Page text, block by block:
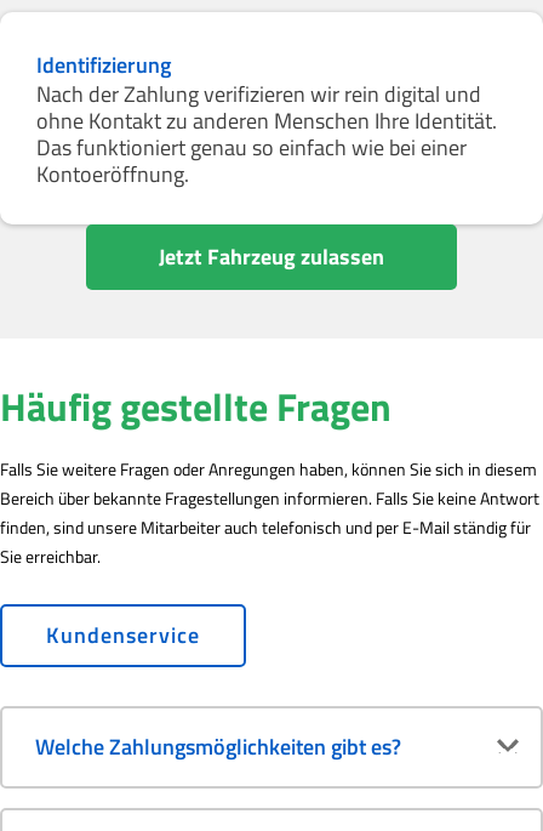
Identifizierung
Nach der Zahlung verifizieren wir rein digital und
ohne Kontakt zu anderen Menschen Ihre Identität.
Das funktioniert genau so einfach wie bei einer
Kontoeröffnung.
Jetzt Fahrzeug zulassen
Häufig gestellte Fragen
Falls Sie weitere Fragen oder Anregungen haben, können Sie sich in diesem
Bereich über bekannte Fragestellungen informieren. Falls Sie keine Antwort
finden, sind unsere Mitarbeiter auch telefonisch und per E-Mail ständig für
Sie erreichbar.
Kundenservice
Welche Zahlungsmöglichkeiten gibt es?